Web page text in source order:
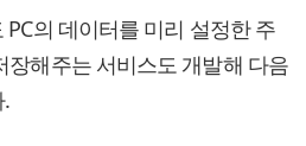
의 데이터를 미리 설정한 주
장해주는 서비스도 개발해 다음